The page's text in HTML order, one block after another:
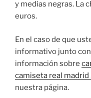
y medias negras. La
euros.
En el caso de que
informativo junto
información sobre
camiseta real madrid
nuestra página.